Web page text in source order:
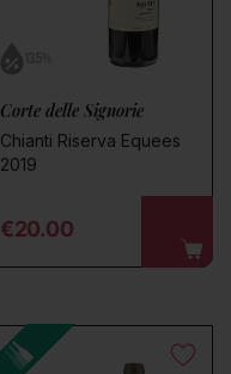
13.5%
Corte delle Signorie
Chianti Riserva Equees
2019
Regular price
€20.00